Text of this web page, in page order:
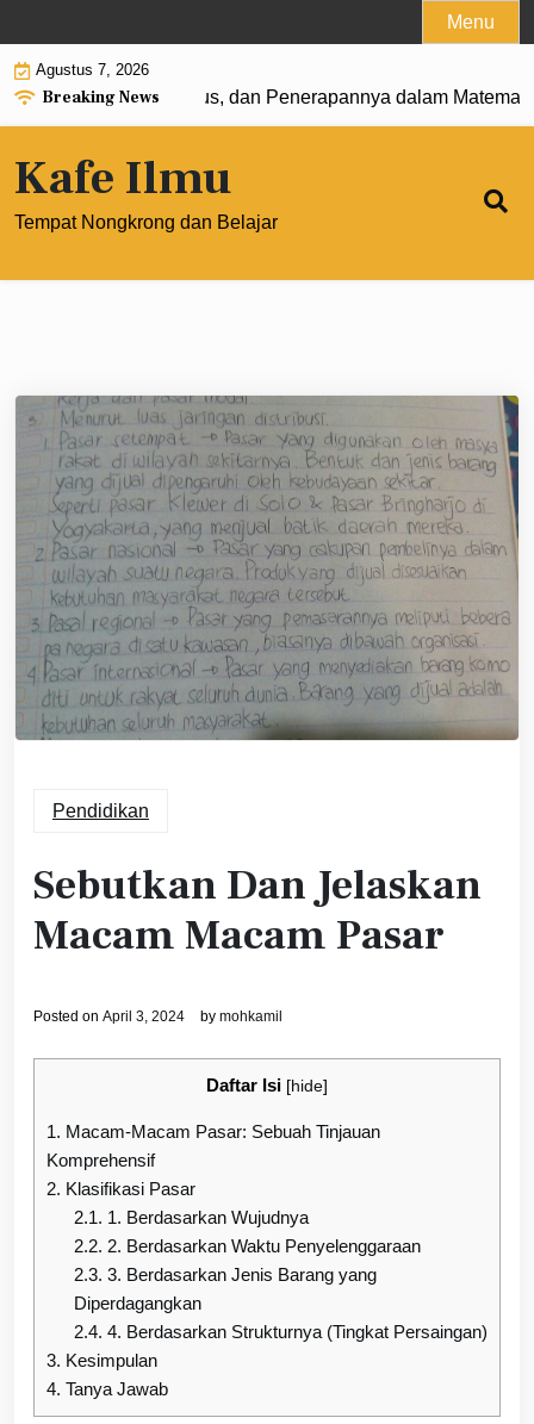
to
content
Menu
Agustus 7, 2026
Breaking News
Pengertian, Rumus, dan Penerapannya dalam Matematika
Kafe Ilmu
Tempat Nongkrong dan Belajar
Pendidikan
Sebutkan Dan Jelaskan
Macam Macam Pasar
Posted on April 3, 2024 by mohkamil
Daftar Isi [hide]
1. Macam-Macam Pasar: Sebuah Tinjauan
Komprehensif
2. Klasifikasi Pasar
2.1. 1. Berdasarkan Wujudnya
2.2. 2. Berdasarkan Waktu Penyelenggaraan
2.3. 3. Berdasarkan Jenis Barang yang
Diperdagangkan
2.4. 4. Berdasarkan Strukturnya (Tingkat Persaingan)
3. Kesimpulan
4. Tanya Jawab